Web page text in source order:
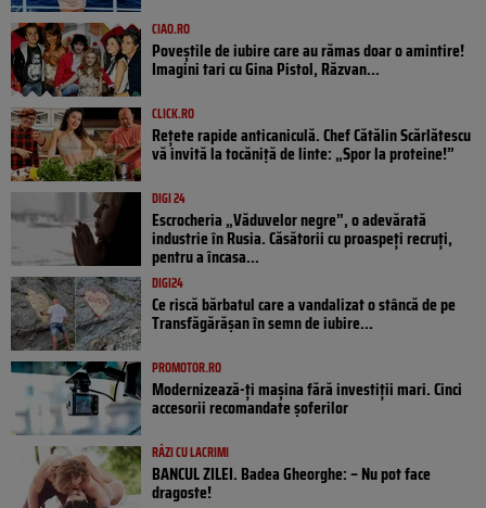
CIAO.RO
Poveştile de iubire care au rămas doar o amintire!
Imagini tari cu Gina Pistol, Răzvan...
CLICK.RO
Rețete rapide anticaniculă. Chef Cătălin Scărlătescu
vă invită la tocăniță de linte: „Spor la proteine!”
DIGI 24
Escrocheria „Văduvelor negre”, o adevărată
industrie în Rusia. Căsătorii cu proaspeți recruți,
pentru a încasa...
DIGI24
Ce riscă bărbatul care a vandalizat o stâncă de pe
Transfăgărășan în semn de iubire...
PROMOTOR.RO
Modernizează-ți mașina fără investiții mari. Cinci
accesorii recomandate șoferilor
RÂZI CU LACRIMI
BANCUL ZILEI. Badea Gheorghe: – Nu pot face
dragoste!